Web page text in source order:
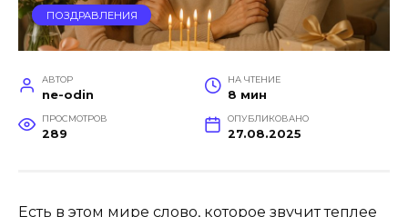
ПОЗДРАВЛЕНИЯ
АВТОР
ne-odin
НА ЧТЕНИЕ
8 мин
ПРОСМОТРОВ
289
ОПУБЛИКОВАНО
27.08.2025
Есть в этом мире слово, которое звучит теплее